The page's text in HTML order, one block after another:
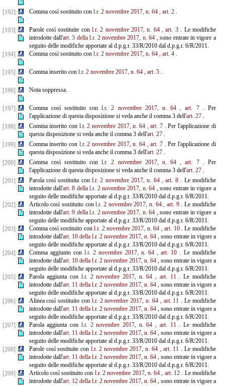
[192] Comma così sostituito con l.r. 2 novembre 2017, n. 64 , art. 2.
[193] Parole così sostituite con l.r. 2 novembre 2017, n. 64 , art. 3. Le modifiche
introdotte dall'art. 3 della l.r. 2 novembre 2017, n. 64 , sono entrate in vigore a
seguito delle modifiche apportate al d.p.g.r. 33/R/2010 dal d.p.g.r. 6/R/2011.
[194]
Comma così sostituito con l.r. 2 novembre 2017, n. 64 , art. 4.
[195] Comma inserito con l.r. 2 novembre 2017, n. 64 , art. 5.
[196] Nota soppressa.
[197] Comma così sostituito conl.r. 2 novembre 2017, n. 64 , art. 7. Per
l'applicazione di questa disposizione si veda anche il comma 3 dell'art. 27.
[198]
Comma inserito con l.r. 2 novembre 2017, n. 64 , art. 7 . Per l'applicazione di
questa disposizione si veda anche il comma 3 dell'art. 27.
[199]
Comma inserito con l.r. 2 novembre 2017, n. 64 , art. 7 . Per l'applicazione di
questa disposizione si veda anche il comma 3 dell'art. 27.
[200]
Comma così sostituito conl.r. 2 novembre 2017, n. 64 , art. 7. Per
l'applicazione di questa disposizione si veda anche il comma 3 dell'art. 27.
[201]
Parola così sostituita con l.r. 2 novembre 2017, n. 64 , art. 8. Le modifiche
introdotte dall'art. 8 della l.r. 2 novembre 2017, n. 64 , sono entrate in vigore a
seguito delle modifiche apportate al d.p.g.r. 33/R/2010 dal d.p.g.r. 6/R/2011.
[202]
Articolo così sostituito conl.r. 2 novembre 2017, n. 64 , art. 9. Le modifiche
introdotte dall'art. 9 della l.r. 2 novembre 2017, n. 64 , sono entrate in vigore a
seguito delle modifiche apportate al d.p.g.r. 33/R/2010 dal d.p.g.r. 6/R/2011.
[203]
Comma così sostituito conl.r. 2 novembre 2017, n. 64 , art. 10. Le modifiche
introdotte dall'art. 10 della l.r. 2 novembre 2017, n. 64, sono entrate in vigore a
seguito delle modifiche apportate al d.p.g.r. 33/R/2010 dal d.p.g.r. 6/R/2011.
[204]
Comma aggiunto conl.r. 2 novembre 2017, n. 64 , art. 10 . Le modifiche
introdotte dall'art. 10 della l.r. 2 novembre 2017, n. 64, sono entrate in vigore a
seguito delle modifiche apportate al d.p.g.r. 33/R/2010 dal d.p.g.r. 6/R/2011.
[205]
Parola aggiunta con l.r. 2 novembre 2017, n. 64 , art. 11. Le modifiche
introdotte dall'art. 11 della l.r. 2 novembre 2017, n. 64, sono entrate in vigore a
seguito delle modifiche apportate al d.p.g.r. 33/R/2010 dal d.p.g.r. 6/R/2011.
[206]
Alinea così sostituito con l.r. 2 novembre 2017, n. 64 , art. 11 . Le modifiche
introdotte dall'art. 11 della l.r. 2 novembre 2017, n. 64, sono entrate in vigore a
seguito delle modifiche apportate al d.p.g.r. 33/R/2010 dal d.p.g.r. 6/R/2011.
[207]
Parola aggiunta con l.r. 2 novembre 2017, n. 64 , art. 11. Le modifiche
introdotte dall'art. 11 della l.r. 2 novembre 2017, n. 64, sono entrate in vigore a
seguito delle modifiche apportate al d.p.g.r. 33/R/2010 dal d.p.g.r. 6/R/2011.
[208]
Parole così sostituite conl.r. 2 novembre 2017, n. 64 , art. 11. Le modifiche
introdotte dall'art. 11 della l.r. 2 novembre 2017, n. 64, sono entrate in vigore a
seguito delle modifiche apportate al d.p.g.r. 33/R/2010 dal d.p.g.r. 6/R/2011.
[209]
Articolo così sostituito con l.r. 2 novembre 2017, n. 64 , art. 12 . Le modifiche
introdotte dall'art. 12 della l.r. 2 novembre 2017, n. 64, sono entrate in vigore a